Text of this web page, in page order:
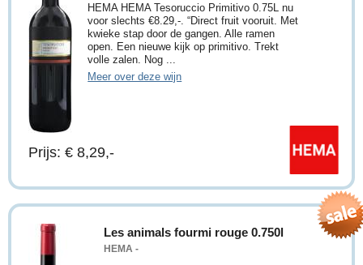
HEMA HEMA Tesoruccio Primitivo 0.75L nu
voor slechts €8.29,-. “Direct fruit vooruit. Met
kwieke stap door de gangen. Alle ramen
open. Een nieuwe kijk op primitivo. Trekt
volle zalen. Nog ...
Meer over deze wijn
Prijs: € 8,29,-
Les animals fourmi rouge 0.750l
HEMA -